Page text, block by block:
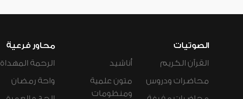
الصوتيات
القرآن الكريم
محاضرات ودروس
أناشيد
متون علمية
ومنظومات
محاور فرعية
الرحمة المهداة
واحة رمضان